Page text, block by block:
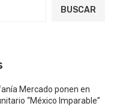
BUSCAR
Mercado ponen en
“México Imparable”